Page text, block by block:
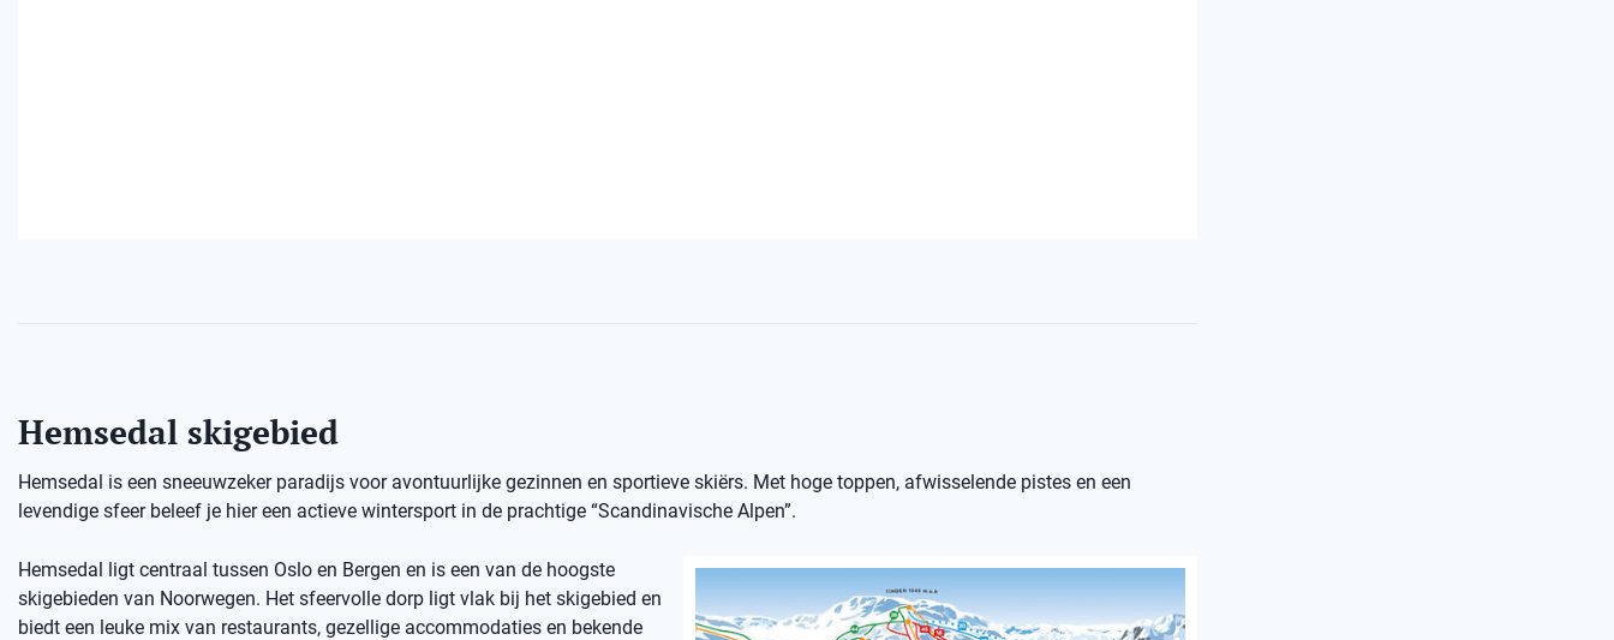
Hemsedal skigebied
Hemsedal is een sneeuwzeker paradijs voor avontuurlijke gezinnen en sportieve skiërs. Met hoge toppen, afwisselende pistes en een
levendige sfeer beleef je hier een actieve wintersport in de prachtige “Scandinavische Alpen”.
Hemsedal ligt centraal tussen Oslo en Bergen en is een van de hoogste
skigebieden van Noorwegen. Het sfeervolle dorp ligt vlak bij het skigebied en
biedt een leuke mix van restaurants, gezellige accommodaties en bekende